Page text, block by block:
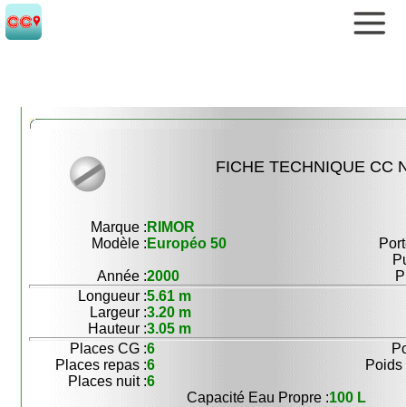
FICHE TECHNIQUE CC
Marque : RIMOR
Modèle : Européo 50
Année :2000
Longueur :5.61 m
Largeur :3.20 m
Hauteur :3.05 m
Places CG :6
Places repas :6
Poids
Places nuit :6
Capacité Eau Propre :100 L